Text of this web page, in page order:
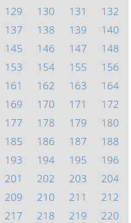
129 130 131
132
137 138 139
140
145 146 147
148
153 154 155
156
161 162 163
164
169 170 171
172
177 178 179
180
185 186 187
188
193 194 195
196
201 202 203
204
209 210 211
212
217 218 219
220